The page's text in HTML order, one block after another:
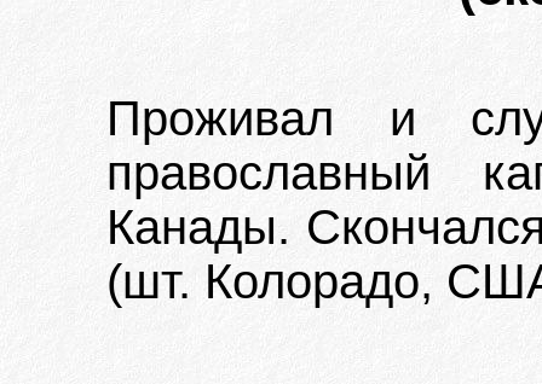
Проживал и
православный
Канады.
(шт. Колорадо,